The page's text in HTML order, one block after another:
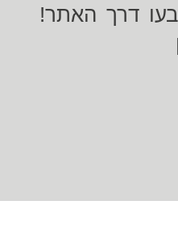
דרך האתר!